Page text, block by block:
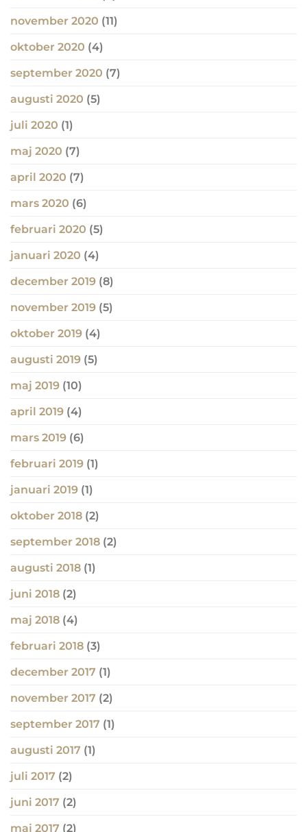
november 2020 (11)
oktober 2020 (4)
september 2020 (7)
augusti 2020 (5)
juli 2020 (1)
maj 2020 (7)
april 2020 (7)
mars 2020 (6)
februari 2020 (5)
januari 2020 (4)
december 2019 (8)
november 2019 (5)
oktober 2019 (4)
augusti 2019 (5)
maj 2019 (10)
april 2019 (4)
mars 2019 (6)
februari 2019 (1)
januari 2019 (1)
oktober 2018 (2)
september 2018 (2)
augusti 2018 (1)
juni 2018 (2)
maj 2018 (4)
februari 2018 (3)
december 2017 (1)
november 2017 (2)
september 2017 (1)
augusti 2017 (1)
juli 2017 (2)
juni 2017 (2)
maj 2017 (2)